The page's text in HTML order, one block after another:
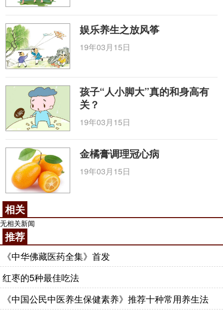
国家中医药防治新发、突发传染病重点研究室、国家
中医科研（病毒分子生物学）二级实验室，被天津市
卫生局列为天津市中西医结合传染病临床基地。
医院被卫生部、国家中医药管理局、总后勤部评
为全国中医示范单位。
2011年经市卫生局批准建立天津市肝病医学研究
所。目前主要在病毒性肝炎和肝癌领域进行研究，研
究水平达国际领先。研究所的建立不仅完善了医院
医、教、研的发展模式，也使医院在基础研究领域开
拓了广阔的空间，构建了“转化医学”的研究思路。
近年来医院全体干部职工圆满地完成了抗击
SARS、奥运反恐，支援四川青海地震医疗队，支援
新疆、安徽、河南应对麻疹、手足口病疫情医疗队工
作，充分展示了医院公共卫生应急突发事件的处置能
力。
医院以“综合发展，专科特色”为战略，以人才队
伍建设为基础，以学科发展和科技进步为手段，以科
学管理为保障。坚持临床与科研教学并重，努力把医
院建成专科优势鲜明、特色突出、疗效显著、管理规
范、服务一流、科研实力雄厚，具有一定规模的，立
足环渤海，辐射华北地区的以综合肝病治疗为特色的
娱乐养生之放风筝
19年03月15日
孩子“人小脚大”真的和身高有
关？
19年03月15日
金橘膏调理冠心病
19年03月15日
相关
无相关新闻
推荐
《中华佛藏医药全集》首发
红枣的5种最佳吃法
《中国公民中医养生保健素养》推荐十种常用养生法